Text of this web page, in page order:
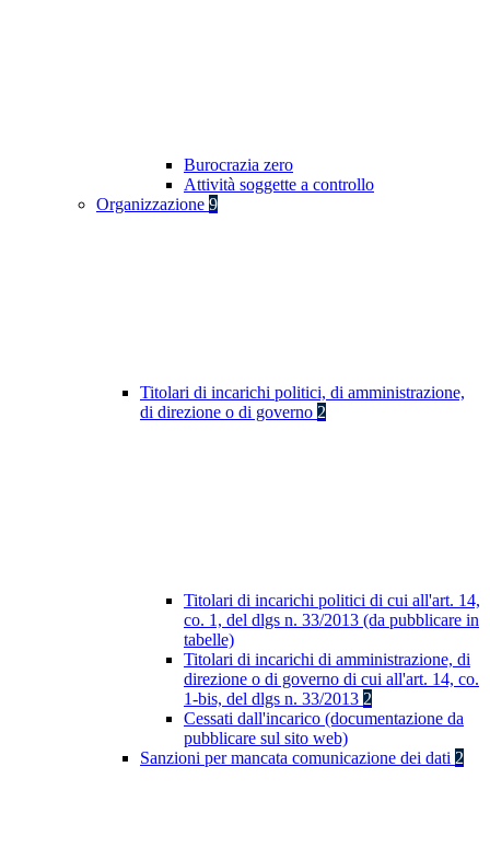
Burocrazia zero
Attività soggette a controllo
Organizzazione 9
Titolari di incarichi politici, di amministrazione,
di direzione o di governo 2
Titolari di incarichi politici di cui all'art. 14,
co. 1, del dlgs n. 33/2013 (da pubblicare in
tabelle)
Titolari di incarichi di amministrazione, di
direzione o di governo di cui all'art. 14, co.
1-bis, del dlgs n. 33/2013 2
Cessati dall'incarico (documentazione da
pubblicare sul sito web)
Sanzioni per mancata comunicazione dei dati 2